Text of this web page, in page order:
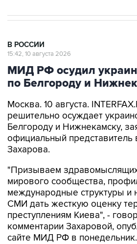
В РОССИИ
15:42, 10 августа 2026
МИД РФ осудил
по Белгороду и
Москва. 10 августа.
решительно осуждает
Белгороду и Нижнекамску,
официальный
Захарова.
"Призываем
мирового сообщества,
международные структуры и
СМИ дать жесткую оценку
преступлениям Киева", -
комментарии Захаровой,
сайте МИД РФ в понедельник.